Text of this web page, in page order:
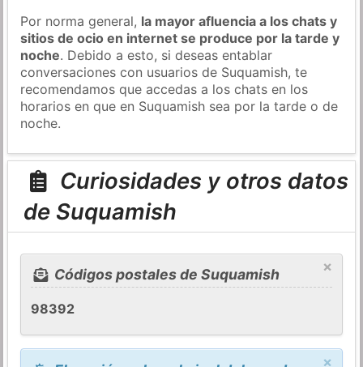
Por norma general, la mayor afluencia a los chats y
sitios de ocio en internet se produce por la tarde y
noche. Debido a esto, si deseas entablar
conversaciones con usuarios de Suquamish, te
recomendamos que accedas a los chats en los
horarios en que en Suquamish sea por la tarde o de
noche.
Curiosidades y otros datos
de Suquamish
×
Códigos postales de Suquamish
98392
×